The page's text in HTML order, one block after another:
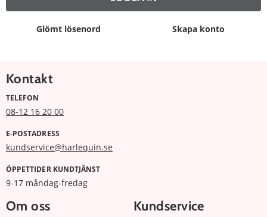
Glömt lösenord Skapa konto
Kontakt
TELEFON
08-12 16 20 00
E-POSTADRESS
kundservice@harlequin.se
ÖPPETTIDER KUNDTJÄNST
9-17 måndag-fredag
Om oss Kundservice